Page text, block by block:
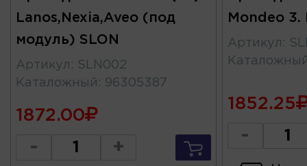
Lanos,Nexia,Aveo (под
модуль) SLON
Артикул : SLN002
Каталожный : 96305387
1872.00
- +
Mondeo 3.
Артикул :
1852.25
-